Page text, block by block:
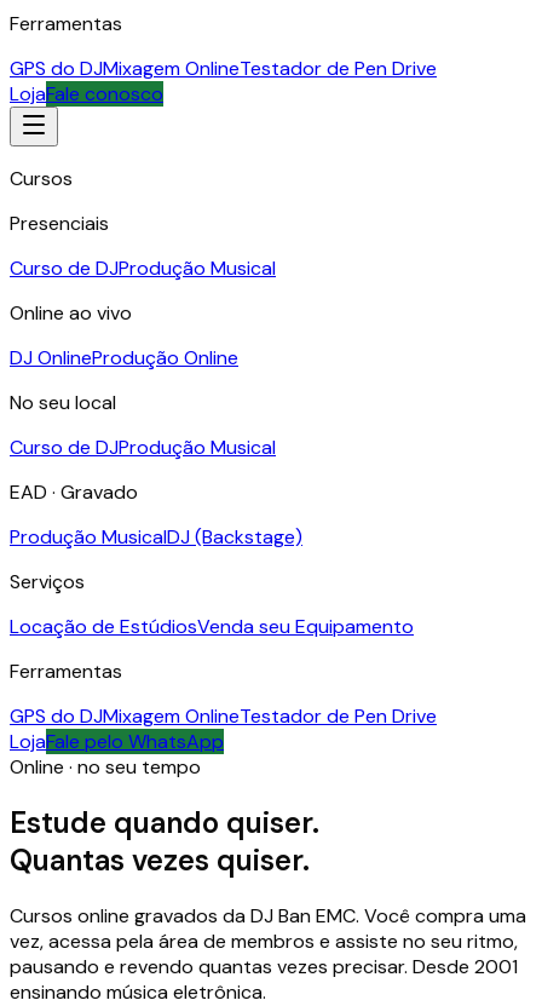
Ferramentas
GPS do DJMixagem OnlineTestador de Pen Drive
LojaFale conosco
Cursos
Presenciais
Curso de DJProdução Musical
Online ao vivo
DJ OnlineProdução Online
No seu local
Curso de DJProdução Musical
EAD · Gravado
Produção MusicalDJ (Backstage)
Serviços
Locação de EstúdiosVenda seu Equipamento
Ferramentas
GPS do DJMixagem OnlineTestador de Pen Drive
LojaFale pelo WhatsApp
Online · no seu tempo
Estude quando quiser.
Quantas vezes quiser.
Cursos online gravados da DJ Ban EMC. Você compra uma
vez, acessa pela área de membros e assiste no seu ritmo,
pausando e revendo quantas vezes precisar. Desde 2001
ensinando música eletrônica.